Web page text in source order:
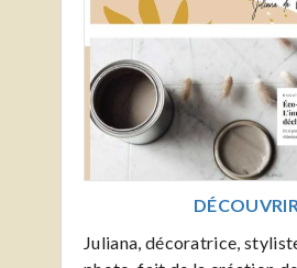
Juliana, décoratrice,